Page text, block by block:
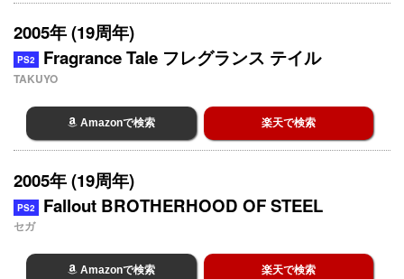
2005年 (19周年)
PS2 Fragrance Tale フレグランス テイル
TAKUYO
Amazonで検索 楽天で検索
2005年 (19周年)
PS2 Fallout BROTHERHOOD OF STEEL
セガ
Amazonで検索 楽天で検索